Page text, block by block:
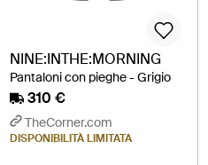
NINE:INTHE:MORNING
Pantaloni con pieghe - Grigio
310 €
TheCorner.com
DISPONIBILITÀ LIMITATA